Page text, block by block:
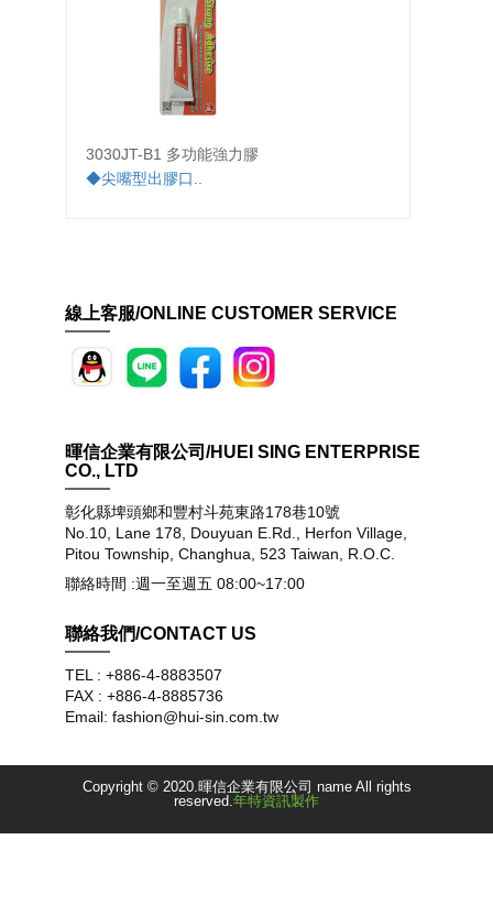
3030JT-B1 多功能強力膠
◆尖嘴型出膠口..
線上客服/ONLINE CUSTOMER SERVICE
暉信企業有限公司/HUEI SING ENTERPRISE
CO., LTD
彰化縣埤頭鄉和豐村斗苑東路178巷10號
No.10, Lane 178, Douyuan E.Rd., Herfon Village,
Pitou Township, Changhua, 523 Taiwan, R.O.C.
聯絡時間 :週一至週五 08:00~17:00
聯絡我們/CONTACT US
TEL : +886-4-8883507
FAX : +886-4-8885736
Email: fashion@hui-sin.com.tw
Copyright © 2020.暉信企業有限公司 name All rights
reserved. 年特資訊製作